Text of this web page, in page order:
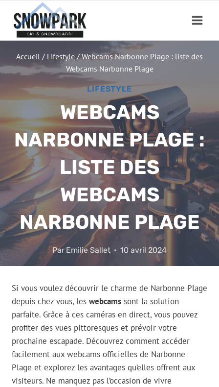
contenu
Accueil / Lifestyle / Webcams Narbonne Plage : liste des
Webcams Narbonne Plage
LIFESTYLE
WEBCAMS
NARBONNE PLAGE :
LISTE DES
WEBCAMS
NARBONNE PLAGE
Par Emilie Sallet 10 avril 2024
Si vous voulez découvrir le charme de Narbonne Plage
depuis chez vous, les webcams sont la solution
parfaite. Grâce à ces caméras en direct, vous pouvez
profiter des vues pittoresques et prévoir votre
prochaine escapade. Découvrez comment accéder
facilement aux webcams officielles de Narbonne
Plage et explorez les avantages qu’elles offrent aux
visiteurs. Ne manquez pas l’occasion de vivre